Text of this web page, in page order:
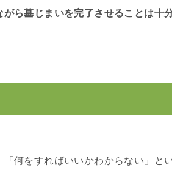
がら墓じまいを完了させることは十
何をすればいいかわからない」と